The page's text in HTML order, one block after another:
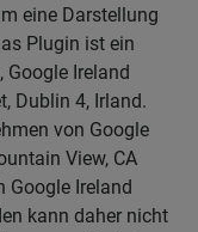
eine Darstellung
Plugin ist ein
Ireland
Dublin 4, Irland.
von Google
View, CA
Google Ireland
kann daher nicht